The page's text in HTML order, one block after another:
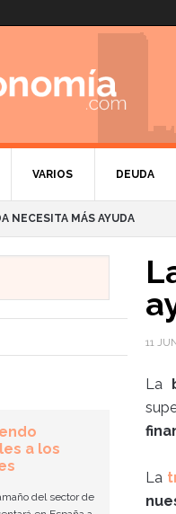
VARIOS DEUDA
NECESITA MÁS AYUDA
11
La
La
a los
del sector de